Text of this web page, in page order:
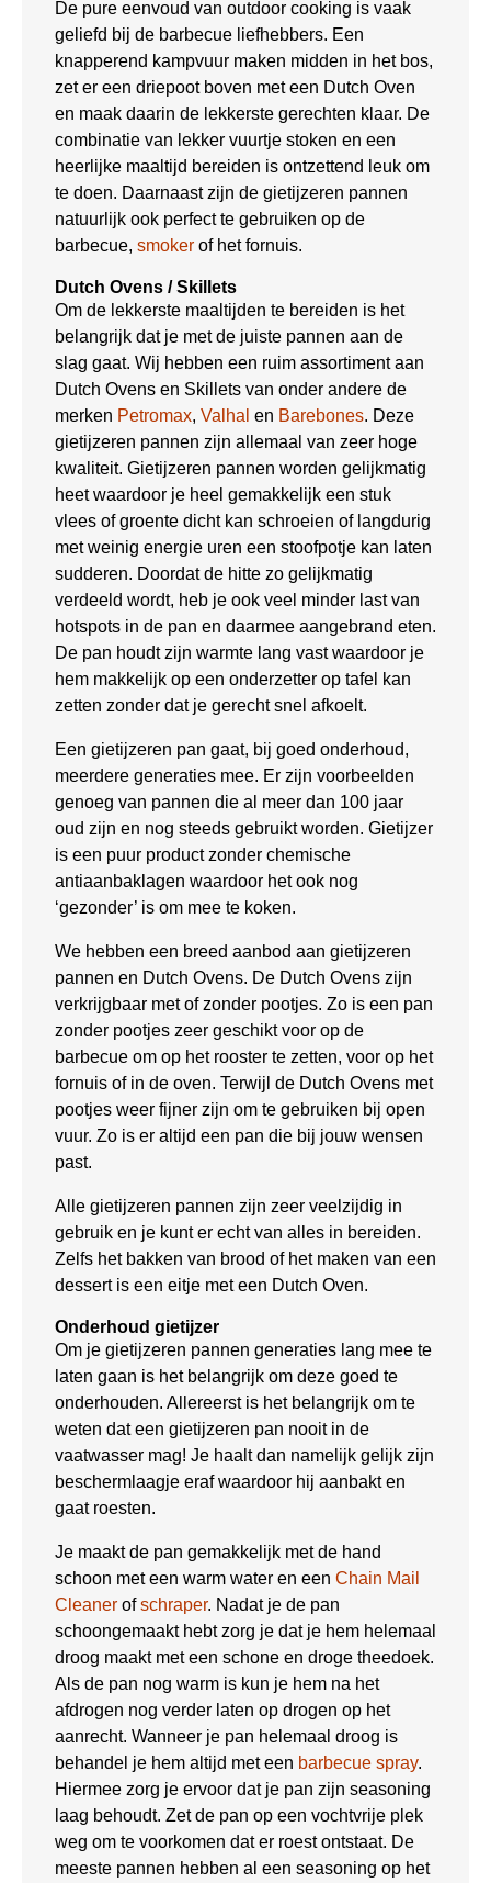
De pure eenvoud van outdoor cooking is vaak
geliefd bij de barbecue liefhebbers. Een
knapperend kampvuur maken midden in het bos,
zet er een driepoot boven met een Dutch Oven
en maak daarin de lekkerste gerechten klaar. De
combinatie van lekker vuurtje stoken en een
heerlijke maaltijd bereiden is ontzettend leuk om
te doen. Daarnaast zijn de gietijzeren pannen
natuurlijk ook perfect te gebruiken op de
barbecue, smoker of het fornuis.
Dutch Ovens / Skillets
Om de lekkerste maaltijden te bereiden is het
belangrijk dat je met de juiste pannen aan de
slag gaat. Wij hebben een ruim assortiment aan
Dutch Ovens en Skillets van onder andere de
merken Petromax, Valhal en Barebones. Deze
gietijzeren pannen zijn allemaal van zeer hoge
kwaliteit. Gietijzeren pannen worden gelijkmatig
heet waardoor je heel gemakkelijk een stuk
vlees of groente dicht kan schroeien of langdurig
met weinig energie uren een stoofpotje kan laten
sudderen. Doordat de hitte zo gelijkmatig
verdeeld wordt, heb je ook veel minder last van
hotspots in de pan en daarmee aangebrand eten.
De pan houdt zijn warmte lang vast waardoor je
hem makkelijk op een onderzetter op tafel kan
zetten zonder dat je gerecht snel afkoelt.
Een gietijzeren pan gaat, bij goed onderhoud,
meerdere generaties mee. Er zijn voorbeelden
genoeg van pannen die al meer dan 100 jaar
oud zijn en nog steeds gebruikt worden. Gietijzer
is een puur product zonder chemische
antiaanbaklagen waardoor het ook nog
‘gezonder’ is om mee te koken.
We hebben een breed aanbod aan gietijzeren
pannen en Dutch Ovens. De Dutch Ovens zijn
verkrijgbaar met of zonder pootjes. Zo is een pan
zonder pootjes zeer geschikt voor op de
barbecue om op het rooster te zetten, voor op het
fornuis of in de oven. Terwijl de Dutch Ovens met
pootjes weer fijner zijn om te gebruiken bij open
vuur. Zo is er altijd een pan die bij jouw wensen
past.
Alle gietijzeren pannen zijn zeer veelzijdig in
gebruik en je kunt er echt van alles in bereiden.
Zelfs het bakken van brood of het maken van een
dessert is een eitje met een Dutch Oven.
Onderhoud gietijzer
Om je gietijzeren pannen generaties lang mee te
laten gaan is het belangrijk om deze goed te
onderhouden. Allereerst is het belangrijk om te
weten dat een gietijzeren pan nooit in de
vaatwasser mag! Je haalt dan namelijk gelijk zijn
beschermlaagje eraf waardoor hij aanbakt en
gaat roesten.
Je maakt de pan gemakkelijk met de hand
schoon met een warm water en een Chain Mail
Cleaner ofschraper. Nadat je de pan
schoongemaakt hebt zorg je dat je hem helemaal
droog maakt met een schone en droge theedoek.
Als de pan nog warm is kun je hem na het
afdrogen nog verder laten op drogen op het
aanrecht. Wanneer je pan helemaal droog is
behandel je hem altijd met een barbecue spray.
Hiermee zorg je ervoor dat je pan zijn seasoning
laag behoudt. Zet de pan op een vochtvrije plek
weg om te voorkomen dat er roest ontstaat. De
meeste pannen hebben al een seasoning op het